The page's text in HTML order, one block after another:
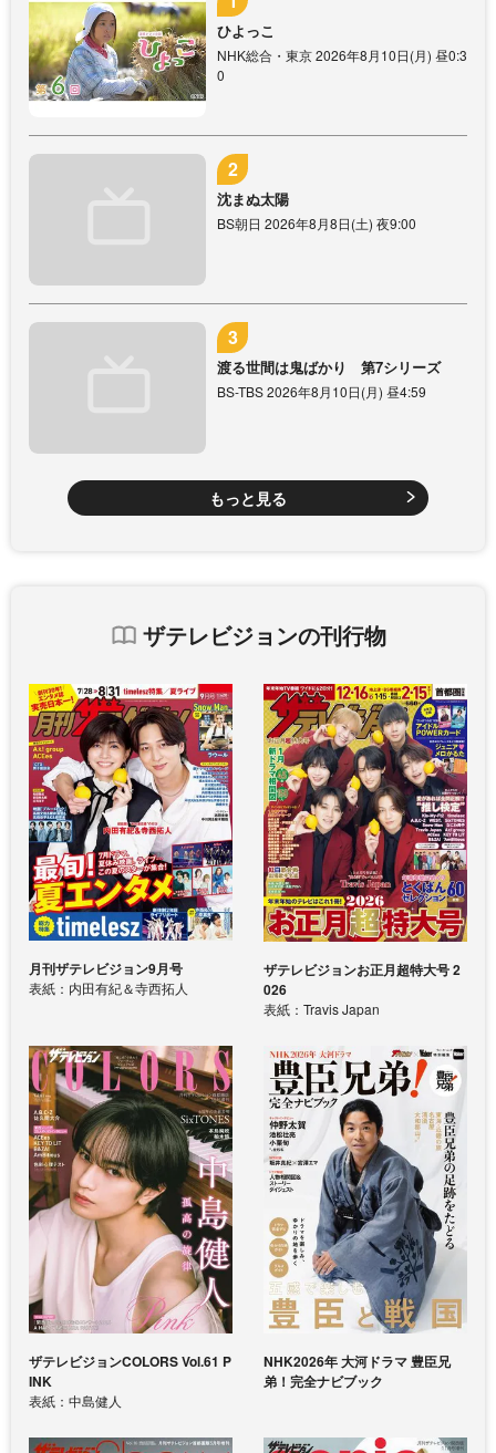
ひよっこ
NHK総合・東京 2026年8月10日(月) 昼0:3
0
沈まぬ太陽
BS朝日 2026年8月8日(土) 夜9:00
渡る世間は鬼ばかり 第7シリーズ
BS-TBS 2026年8月10日(月) 昼4:59
もっと見る
ザテレビジョンの刊行物
月刊ザテレビジョン9月号
表紙：内田有紀＆寺西拓人
ザテレビジョンお正月超特大号 2
026
表紙：Travis Japan
ザテレビジョンCOLORS Vol.61 P
INK
表紙：中島健人
NHK2026年 大河ドラマ 豊臣兄
弟！完全ナビブック